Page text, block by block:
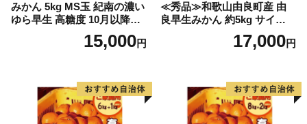
みかん 5kg MS玉 紀南の濃い
ゆら早生 高糖度 10月以降発
送 マルチ被覆栽培15,000円
≪秀品≫和歌山由良町産 由
良早生みかん 約5kg サイズお
まかせ【sml106C】17,000円